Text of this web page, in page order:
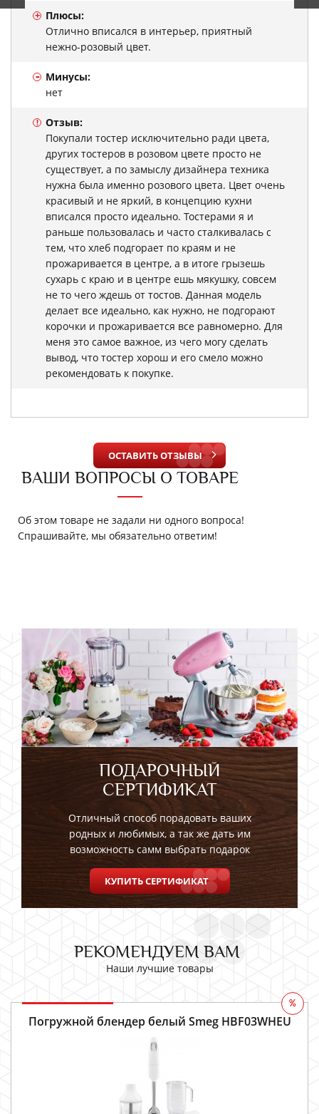
Плюсы:
+
Отлично вписался в интерьер, приятный
нежно-розовый цвет.
Минусы:
-
нет
Отзыв:
!
Покупали тостер исключительно ради цвета,
других тостеров в розовом цвете просто не
существует, а по замыслу дизайнера техника
нужна была именно розового цвета. Цвет очень
красивый и не яркий, в концепцию кухни
вписался просто идеально. Тостерами я и
раньше пользовалась и часто сталкивалась с
тем, что хлеб подгорает по краям и не
прожаривается в центре, а в итоге грызешь
сухарь с краю и в центре ешь мякушку, совсем
не то чего ждешь от тостов. Данная модель
делает все идеально, как нужно, не подгорают
корочки и прожаривается все равномерно. Для
меня это самое важное, из чего могу сделать
вывод, что тостер хорош и его смело можно
рекомендовать к покупке.
ОСТАВИТЬ ОТЗЫВЫ
ВАШИ ВОПРОСЫ О ТОВАРЕ
Об этом товаре не задали ни одного вопроса!
Спрашивайте, мы обязательно ответим!
ПОДАРОЧНЫЙ
СЕРТИФИКАТ
Отличный способ порадовать ваших
родных и любимых, а так же дать им
возможность самм выбрать подарок
КУПИТЬ СЕРТИФИКАТ
РЕКОМЕНДУЕМ ВАМ
Наши лучшие товары
%
Погружной блендер белый Smeg HBF03WHEU